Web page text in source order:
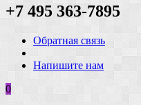
+7 495 363-7895
Обратная связь
Напишите нам
0